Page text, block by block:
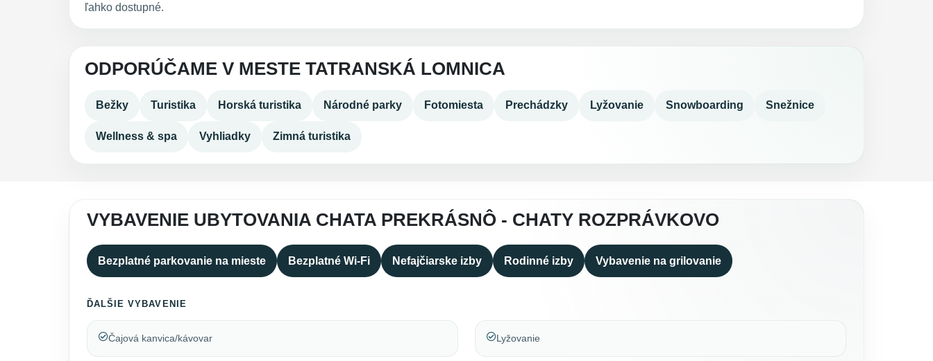
ľahko dostupné.
ODPORÚČAME V MESTE TATRANSKÁ LOMNICA
Bežky Turistika Horská turistika Národné parky Fotomiesta Prechádzky Lyžovanie Snowboarding Snežnice
Wellness & spa Vyhliadky Zimná turistika
VYBAVENIE UBYTOVANIA CHATA PREKRÁSNÔ - CHATY ROZPRÁVKOVO
Bezplatné parkovanie na mieste Bezplatné Wi-Fi Nefajčiarske izby Rodinné izby Vybavenie na grilovanie
ĎALŠIE VYBAVENIE
Čajová kanvica/kávovar Lyžovanie